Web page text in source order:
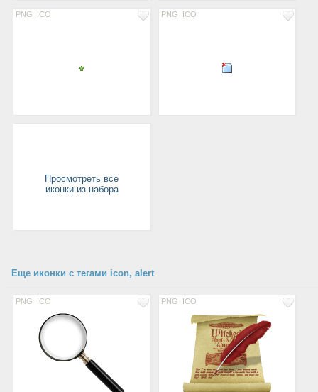
PNG ICO PNG ICO
Просмотреть все
иконки из набора
Еще иконки с тегами icon, alert
PNG ICO PNG ICO